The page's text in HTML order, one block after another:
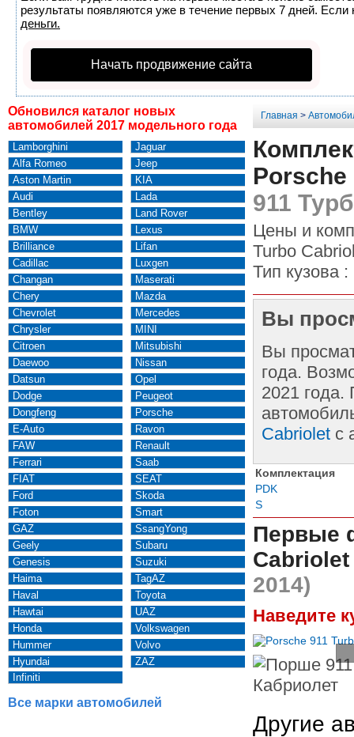
результаты появляются уже в течение первых 7 дней.
деньги.
Начать продвижение сайта
Обновился каталог новых
автомобилей 2017 модельного года
Lamborghini
Alfa Romeo
Aston Martin
Audi
Bentley
BMW
Brilliance
Cadillac
Changan
Chery
Chevrolet
Chrysler
Citroen
Daewoo
Datsun
Dodge
Dongfeng
E-Auto
FAW
Ferrari
FIAT
Ford
Foton
GAZ
Geely
Genesis
Haima
Haval
Hawtai
Honda
Hummer
Hyundai
Infiniti
Jaguar
Jeep
KIA
Lada
Land Rover
Lexus
Lifan
Luxgen
Maserati
Mazda
Mercedes
MINI
Mitsubishi
Nissan
Opel
Peugeot
Porsche
Ravon
Renault
Saab
SEAT
Skoda
Smart
SsangYong
Subaru
Suzuki
TagAZ
Toyota
UAZ
Volkswagen
Volvo
ZAZ
Все марки автомобилей
Главная >
Porsche
911
Цены и
Turbo
Тип кузова :
Вы
Вы
года.
2021 года.
Cabrioletс
Комплектация
PDK
S
Первые
Cabriolet
2014)
Наведите
Другие